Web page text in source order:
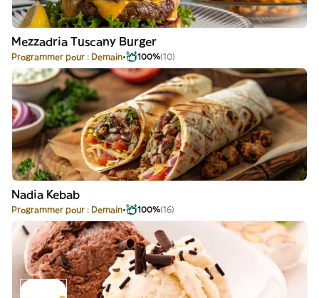
Mezzadria Tuscany Burger
Programmer pour : Demain 100%(10)
Nadia Kebab
Programmer pour : Demain 100%(16)